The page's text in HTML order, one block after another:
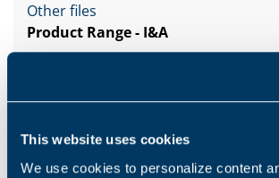
This website uses cookies
We use cookies to personalize content
Other files
Product Range - I&A
İNDIR